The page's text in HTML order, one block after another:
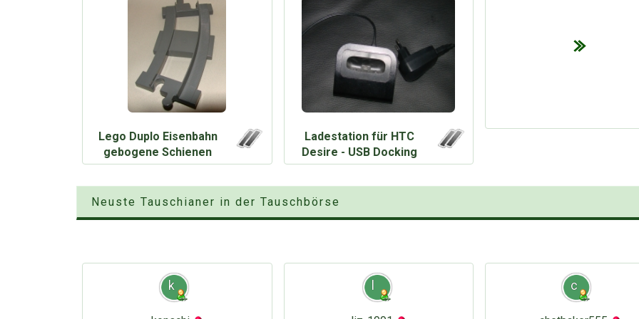
Lego Duplo Eisenbahn
gebogene Schienen
Ladestation für HTC
Desire - USB Docking
Neuste Tauschianer in der Tauschbörse
k c